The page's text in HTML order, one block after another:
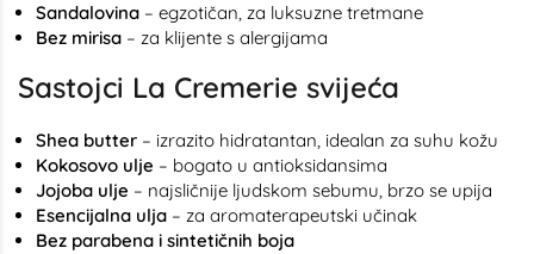
Sandalovina – egzotičan, za luksuzne tretmane
Bez mirisa – za klijente s alergijama
Sastojci La Cremerie svijeća
Shea butter – izrazito hidratantan, idealan za suhu kožu
Kokosovo ulje – bogato u antioksidansima
Jojoba ulje – najsličnije ljudskom sebumu, brzo se upija
Esencijalna ulja – za aromaterapeutski učinak
Bez parabena i sintetičnih boja